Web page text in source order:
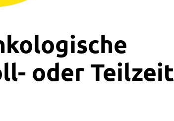
oder Teilzeit